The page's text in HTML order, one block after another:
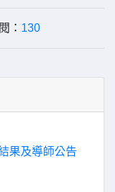
： 130
果及導師公告